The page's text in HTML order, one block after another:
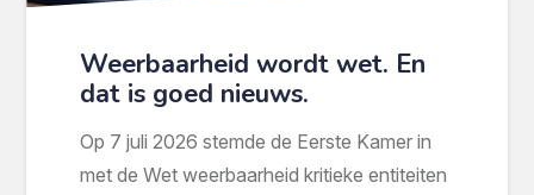
Weerbaarheid wordt wet. En
dat is goed nieuws.
Op 7 juli 2026 stemde de Eerste Kamer in
met de Wet weerbaarheid kritieke entiteiten